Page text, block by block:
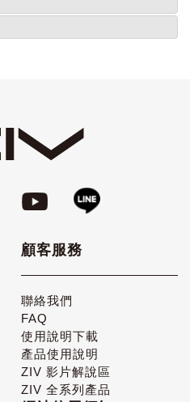
顧客服務
聯絡我們
FAQ
使用說明下載
產品使用說明
ZIV 影片解說區
ZIV 全系列產品